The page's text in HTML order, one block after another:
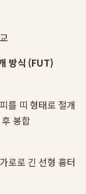
방식 (FUT)
를 띠 형태로 절개
봉합
로로 긴 선형 흉터